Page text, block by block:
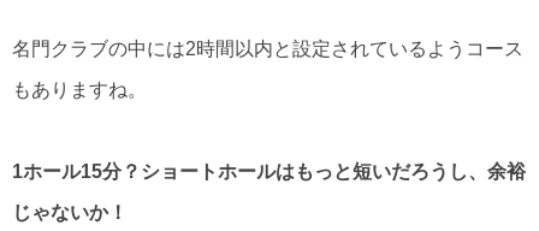
名門クラブの中には2時間以内と設定されているようコース
もありますね。
1ホール15分？ショートホールはもっと短いだろうし、余裕
じゃないか！